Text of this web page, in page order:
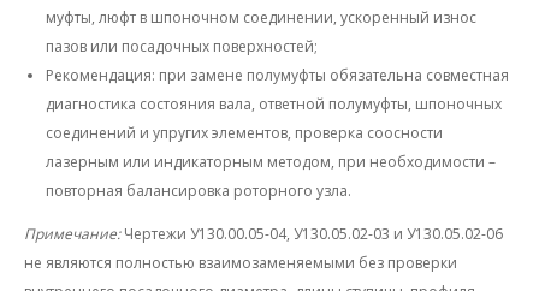
муфты, люфт в шпоночном соединении, ускоренный износ
пазов или посадочных поверхностей;
Рекомендация: при замене полумуфты обязательна совместная
диагностика состояния вала, ответной полумуфты, шпоночных
соединений и упругих элементов, проверка соосности
лазерным или индикаторным методом, при необходимости –
повторная балансировка роторного узла.
Примечание:Чертежи У130.00.05-04, У130.05.02-03 и У130.05.02-06
не являются полностью взаимозаменяемыми без проверки